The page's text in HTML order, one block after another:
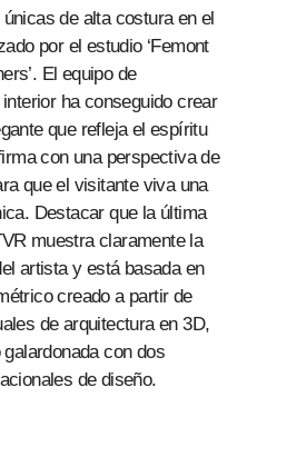
de alta costura en el
por el estudio ‘Femont
El equipo de
ha conseguido crear
que refleja el espíritu
con una perspectiva de
que el visitante viva una
Destacar que la última
muestra claramente la
artista y está basada en
creado a partir de
de arquitectura en 3D,
galardonada con dos
de diseño.